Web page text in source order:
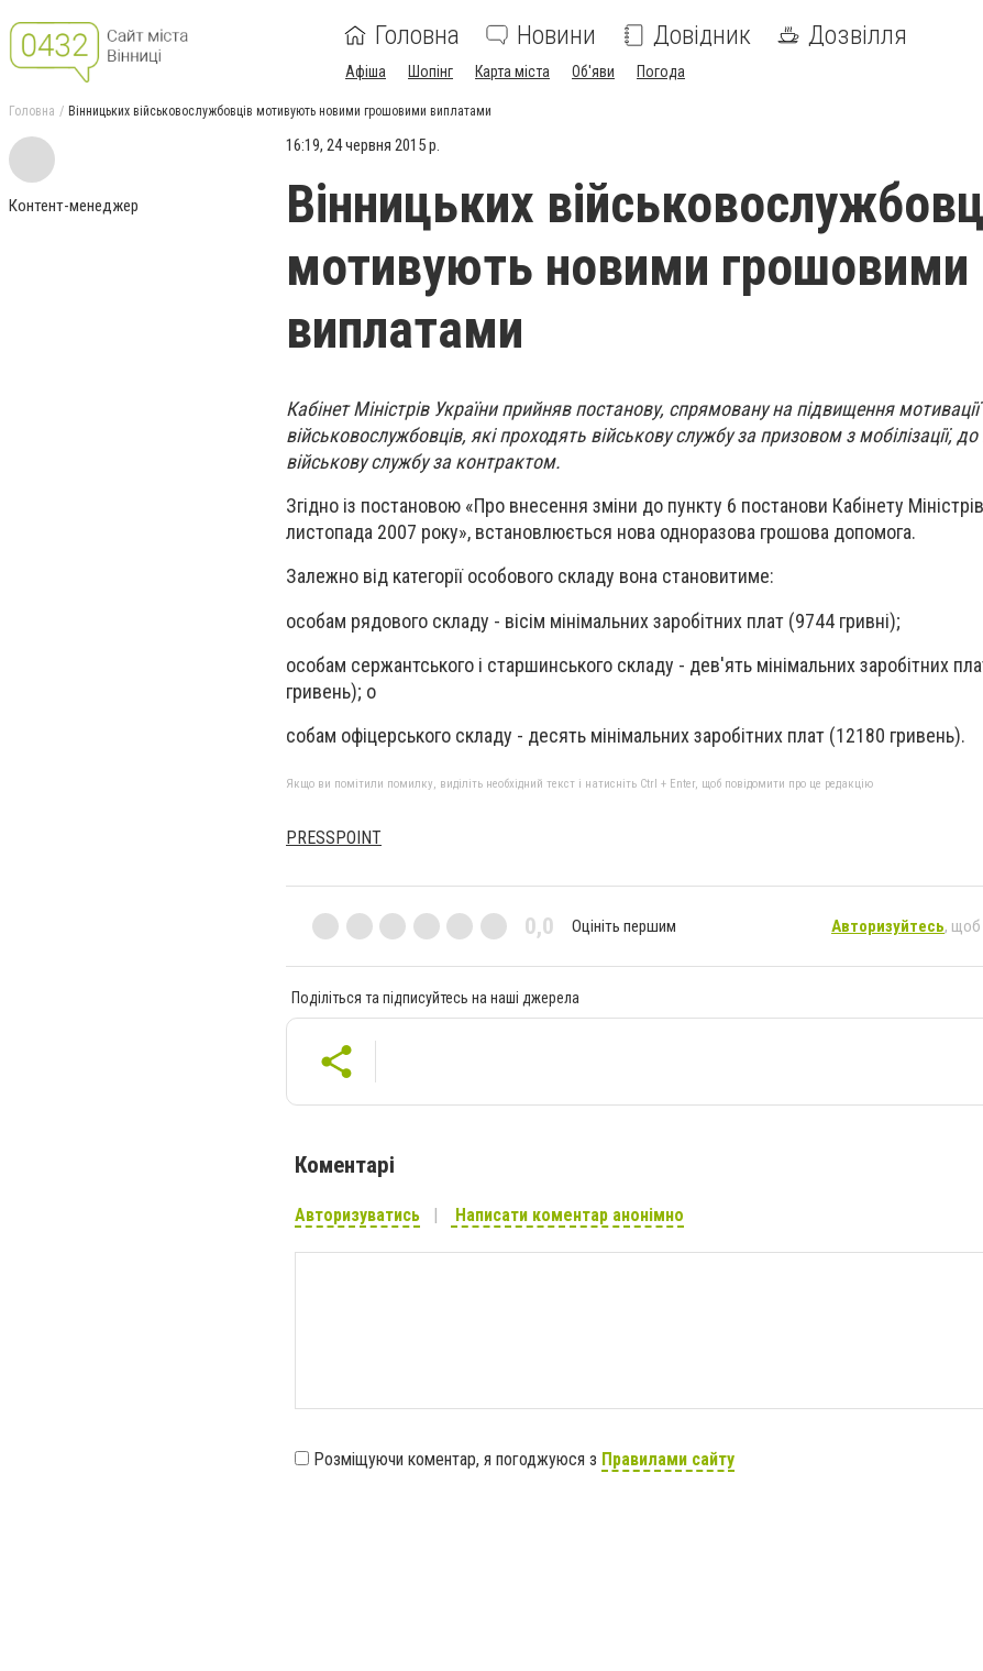
Головна Новини Довідник Дозвілля
Афіша Шопінг Карта міста Об'яви Погода
Головна Вінницьких військовослужбовців мотивують новими грошовими виплатами
Контент-менеджер
16:19, 24 червня 2015 р.
Вінницьких
мотивують новими грошовими
виплатами
Кабінет Міністрів України прийняв постанову, спрямовану на підвищення мотивації
військовослужбовців, які проходять військову службу за призовом з мобілізації, до
військову службу за контрактом.
Згідно із постановою «Про внесення зміни до пункту 6 постанови Кабінету
листопада 2007 року», встановлюється нова одноразова грошова допомога.
Залежно від категорії особового складу вона становитиме:
особам рядового складу - вісім мінімальних заробітних плат (9744 гривні);
особам сержантського і старшинського складу - дев'ять мінімальних заробітних
гривень); о
собам офіцерського складу - десять мінімальних заробітних плат (12180 гривень).
Якщо ви помітили помилку, виділіть необхідний текст і натисніть Ctrl + Enter, щоб повідомити про це редакцію
PRESSPOINT
0,0 Оцініть першим Авторизуйтесь, щоб
Поділіться та підписуйтесь на наші джерела
Коментарі
Авторизуватись Написати коментар анонімно
Розміщуючи коментар, я погоджуюся з Правилами сайту